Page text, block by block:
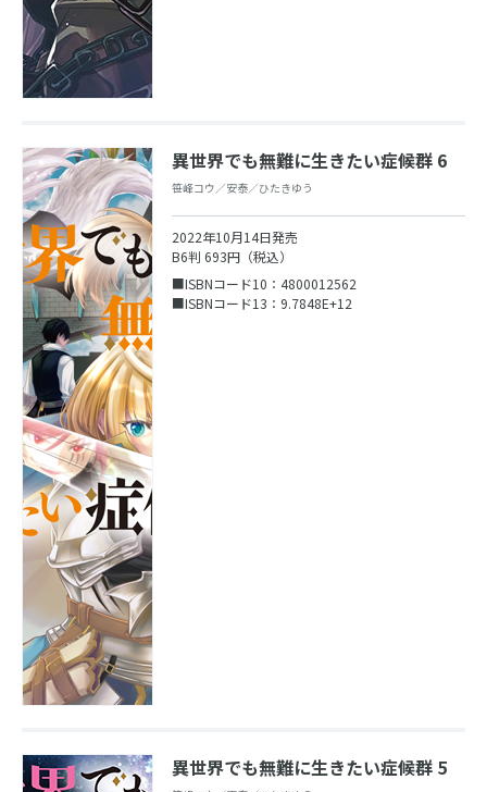
異世界でも無難に生きたい症候群 6
笹峰コウ／安泰／ひたきゆう
2022年10月14日発売
B6判 693円（税込）
■ISBNコード10：4800012562
■ISBNコード13：9.7848E+12
異世界でも無難に生きたい症候群 5